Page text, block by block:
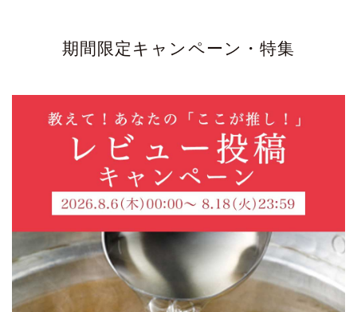
期間限定キャンペーン・特集